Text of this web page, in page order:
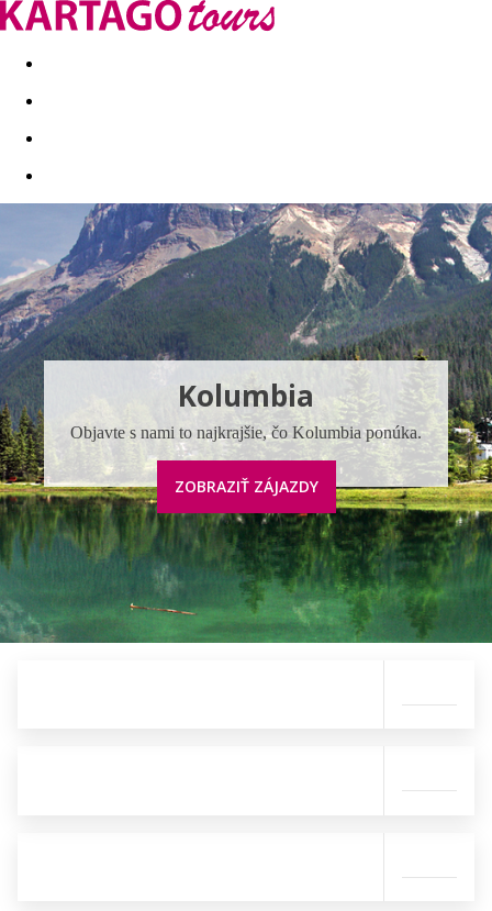
Last minute Dovolenkové kluby
Kolumbia
Objavte s nami to najkrajšie, čo Kolumbia ponúka.
ZOBRAZIŤ ZÁJAZDY